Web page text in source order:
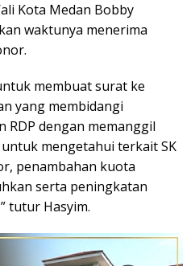
Kota Medan Bobby
waktunya menerima
membuat surat ke
yang membidangi
RDP dengan memanggil
mengetahui terkait SK
penambahan kuota
serta peningkatan
tutur Hasyim.